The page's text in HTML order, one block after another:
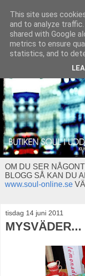
OM DU SER
BLOGG SÅ KAN DU
www.soul-online.se
tisdag 14 juni 2011
MYSVÄDER...
This site uses
and to analyze
shared with Google
metrics to ensure
statistics, and to